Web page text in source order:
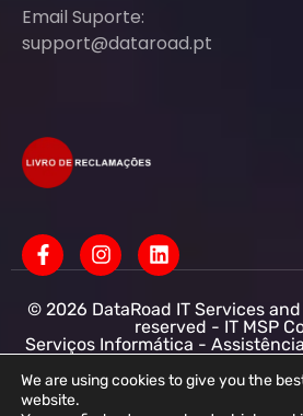
Email Suporte:
support@dataroad.pt
© 2026 DataRoad IT Services
reserved - IT MSP
Serviços Informática -
Informática Empresas -
Empresarial
We are using cookies to give you the
website.